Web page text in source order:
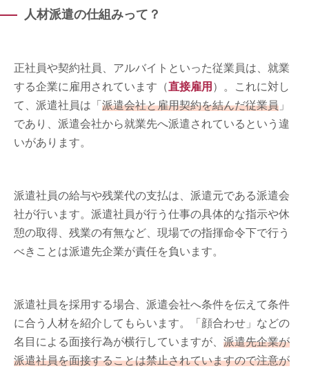
人材派遣の仕組みって？
正社員や契約社員、アルバイトといった従業員は、就業
する企業に雇用されています（直接雇用 ）。これに対し
て、派遣社員は「 派遣会社と雇用契約を結んだ従業員 」
であり、派遣会社から就業先へ派遣されているという違
いがあります。
派遣社員の給与や残業代の支払は、派遣元である派遣会
社が行います。派遣社員が行う仕事の具体的な指示や休
憩の取得、残業の有無など、現場での指揮命令下で行う
べきことは派遣先企業が責任を負います。
派遣社員を採用する場合、派遣会社へ条件を伝えて条件
に合う人材を紹介してもらいます。「顔合わせ」などの
名目による面接行為が横行していますが、 派遣先企業が
派遣社員を面接することは禁止されていますので注意が